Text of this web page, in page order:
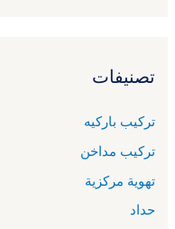
تصنيفات
تركيب باركيه
تركيب مداخن
تهوية مركزية
حداد